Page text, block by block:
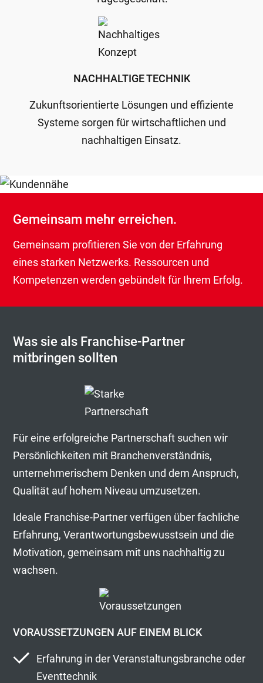
NACHHALTIGE TECHNIK
Zukunftsorientierte Lösungen und effiziente
Systeme sorgen für wirtschaftlichen und
nachhaltigen Einsatz.
Gemeinsam mehr erreichen.
Gemeinsam profitieren Sie von der Erfahrung
eines starken Netzwerks. Ressourcen und
Kompetenzen werden gebündelt für Ihrem Erfolg.
Was sie als Franchise-Partner
mitbringen sollten
Für eine erfolgreiche Partnerschaft suchen wir
Persönlichkeiten mit Branchenverständnis,
unternehmerischem Denken und dem Anspruch,
Qualität auf hohem Niveau umzusetzen.
Ideale Franchise-Partner verfügen über fachliche
Erfahrung, Verantwortungsbewusstsein und die
Motivation, gemeinsam mit uns nachhaltig zu
wachsen.
VORAUSSETZUNGEN AUF EINEM BLICK
Erfahrung in der Veranstaltungsbranche oder
Eventtechnik